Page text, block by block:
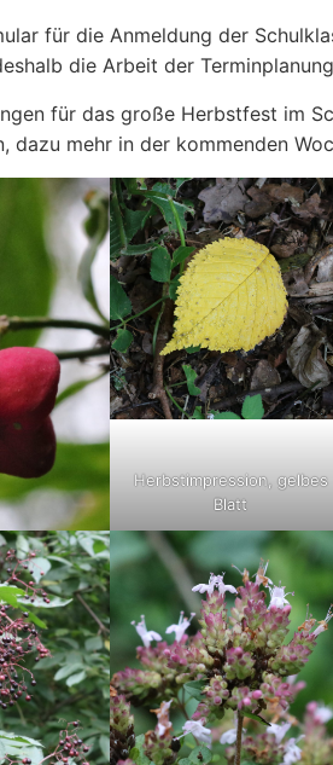
für die Anmeldung der
die Arbeit der
für das große Herbstfest im
dazu mehr in der kommenden
Herbstimpression, gelbes
Blatt